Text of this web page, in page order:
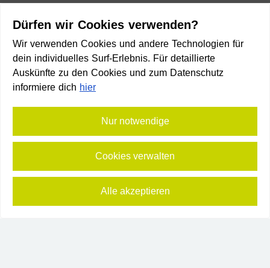
Start
Anreise planen
Vollbild
Dürfen wir Cookies verwenden?
Wir verwenden Cookies und andere Technologien für
dein individuelles Surf-Erlebnis. Für detaillierte
Auskünfte zu den Cookies und zum Datenschutz
informiere dich hier
Nur notwendige
Cookies verwalten
Alle akzeptieren